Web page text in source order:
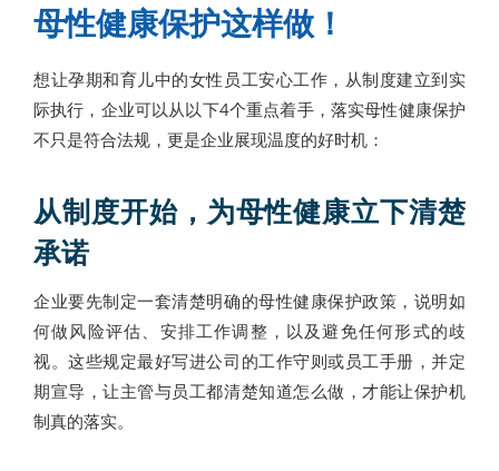
母性健康保护这样做！
想让孕期和育儿中的女性员工安心工作，从制度建立到实
际执行，企业可以从以下4个重点着手，落实母性健康保护
不只是符合法规，更是企业展现温度的好时机：
从制度开始，为母性健康立下清楚
承诺
企业要先制定一套清楚明确的母性健康保护政策，说明如
何做风险评估、安排工作调整，以及避免任何形式的歧
视。这些规定最好写进公司的工作守则或员工手册，并定
期宣导，让主管与员工都清楚知道怎么做，才能让保护机
制真的落实。